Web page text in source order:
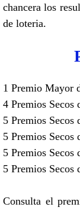
chancera los
de loteria.
1 Premio Mayor
4 Premios Secos
5 Premios Secos
5 Premios Secos
5 Premios Secos
5 Premios Secos
Consulta el